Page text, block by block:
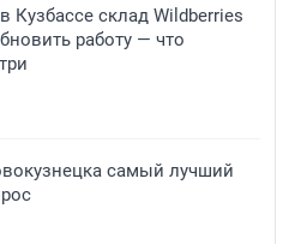
Кузбассе склад Wildberries
работу — что
самый лучший